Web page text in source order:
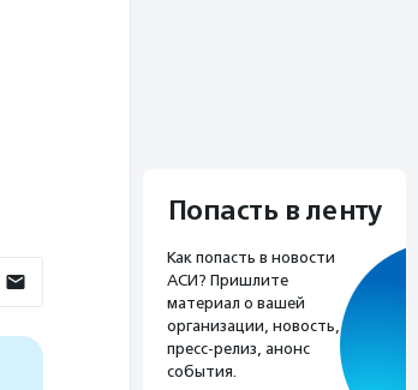
Попасть в ленту
Как попасть в новости
АСИ? Пришлите
материал о вашей
организации, новость,
пресс-релиз, анонс
события.